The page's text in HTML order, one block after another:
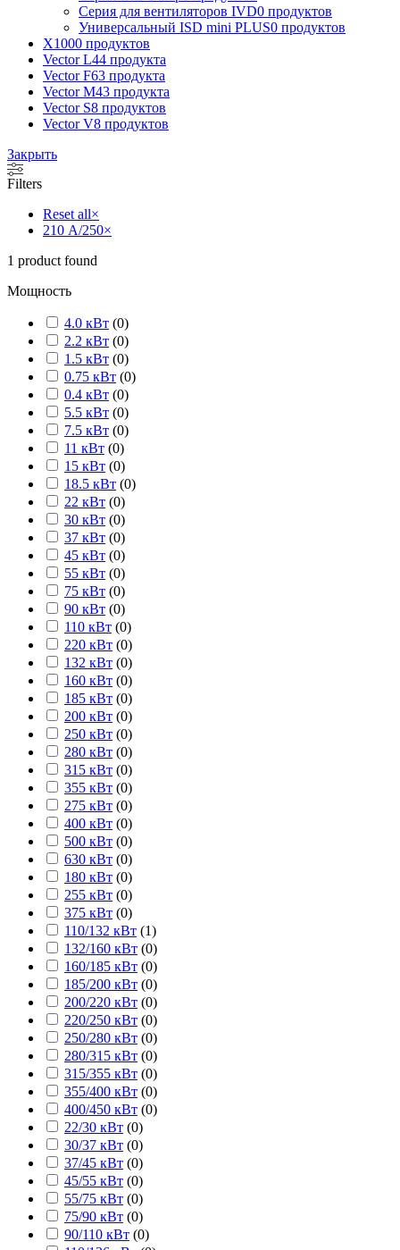
Серия для вентиляторов IVD0 продуктов
Универсальный ISD mini PLUS0 продуктов
X1000 продуктов
Vector L44 продукта
Vector F63 продукта
Vector M43 продукта
Vector S8 продуктов
Vector V8 продуктов
Закрыть
Filters
Reset all×
210 А/250×
1 product found
Мощность
4.0 кВт (0)
2.2 кВт (0)
1.5 кВт (0)
0.75 кВт (0)
0.4 кВт (0)
5.5 кВт (0)
7.5 кВт (0)
11 кВт (0)
15 кВт (0)
18.5 кВт (0)
22 кВт (0)
30 кВт (0)
37 кВт (0)
45 кВт (0)
55 кВт (0)
75 кВт (0)
90 кВт (0)
110 кВт (0)
220 кВт (0)
132 кВт (0)
160 кВт (0)
185 кВт (0)
200 кВт (0)
250 кВт (0)
280 кВт (0)
315 кВт (0)
355 кВт (0)
275 кВт (0)
400 кВт (0)
500 кВт (0)
630 кВт (0)
180 кВт (0)
255 кВт (0)
375 кВт (0)
110/132 кВт (1)
132/160 кВт (0)
160/185 кВт (0)
185/200 кВт (0)
200/220 кВт (0)
220/250 кВт (0)
250/280 кВт (0)
280/315 кВт (0)
315/355 кВт (0)
355/400 кВт (0)
400/450 кВт (0)
22/30 кВт (0)
30/37 кВт (0)
37/45 кВт (0)
45/55 кВт (0)
55/75 кВт (0)
75/90 кВт (0)
90/110 кВт (0)